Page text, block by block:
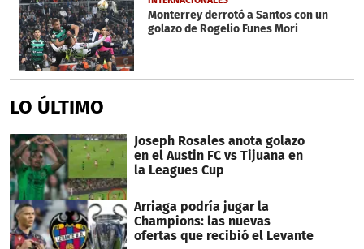
Monterrey derrotó a Santos con un
golazo de Rogelio Funes Mori
LO ÚLTIMO
Joseph Rosales anota golazo
en el Austin FC vs Tijuana en
la Leagues Cup
Arriaga podría jugar la
Champions: las nuevas
ofertas que recibió el Levante